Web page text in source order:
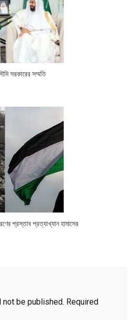
সরকারের সম্মতি
প্রস্তাব প্রত্যাখ্যান হামাসের
be published. Required